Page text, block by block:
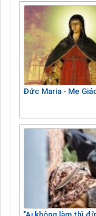
Đức Maria - Mẹ
"Ai không làm thì